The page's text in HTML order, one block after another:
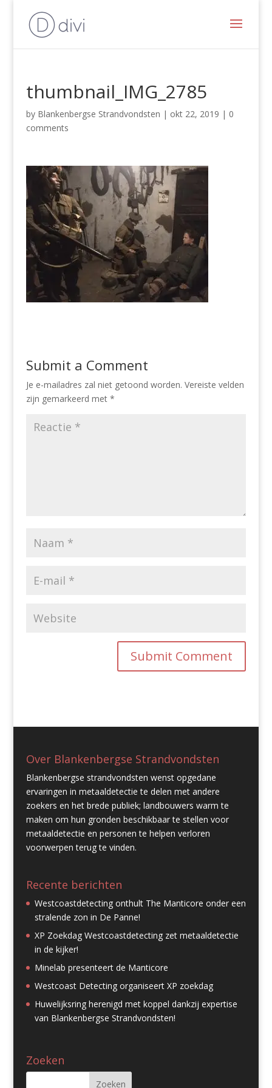
thumbnail_IMG_2785
by Blankenbergse Strandvondsten | okt 22, 2019 | 0
comments
Submit a Comment
Je e-mailadres zal niet getoond worden. Vereiste velden
zijn gemarkeerd met *
Over Blankenbergse Strandvondsten
Blankenbergse strandvondsten wenst opgedane
ervaringen in metaaldetectie te delen met andere
zoekers en het brede publiek; landbouwers warm te
maken om hun gronden beschikbaar te stellen voor
metaaldetectie en personen te helpen verloren
voorwerpen terug te vinden.
Recente berichten
Westcoastdetecting onthult The Manticore onder een
stralende zon in De Panne!
XP Zoekdag Westcoastdetecting zet metaaldetectie
in de kijker!
Minelab presenteert de Manticore
Westcoast Detecting organiseert XP zoekdag
Huwelijksring herenigd met koppel dankzij expertise
van Blankenbergse Strandvondsten!
Zoeken